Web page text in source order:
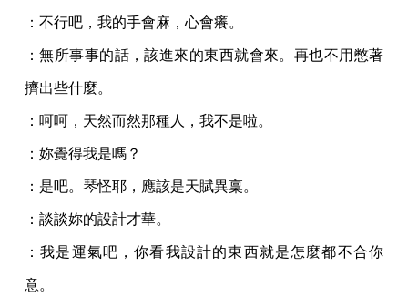
：不行吧，我的手會麻，心會癢。
：無所事事的話，該進來的東西就會來。再也不用憋著
擠出些什麼。
：呵呵，天然而然那種人，我不是啦。
：妳覺得我是嗎？
：是吧。琴怪耶，應該是天賦異稟。
：談談妳的設計才華。
：我是運氣吧，你看我設計的東西就是怎麼都不合你
意。